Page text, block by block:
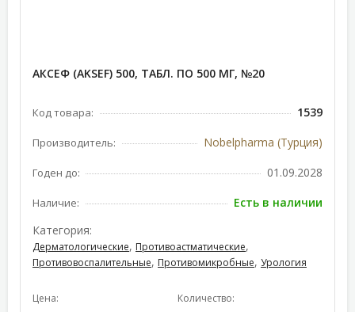
АКСЕФ (AKSEF) 500, ТАБЛ. ПО 500 МГ, №20
Код товара: 1539
Производитель: Nobelpharma (Турция)
Годен до: 01.09.2028
Наличие:
Есть в наличии
Категория:
Дерматологические, Противоастматические,
Противовоспалительные, Противомикробные, Урология
Цена: Количество: